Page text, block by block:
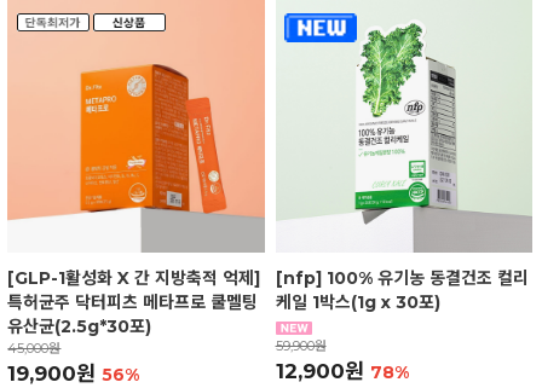
[GLP-1활성화 X 간 지방축적 억제]
특허균주 닥터피츠 메타프로 쿨멜팅
유산균(2.5g*30포)
45,000원
19,900원56%
[nfp] 100% 유기농 동결건조 컬리
케일 1박스(1g x 30포)
59,900원
12,900원 78%